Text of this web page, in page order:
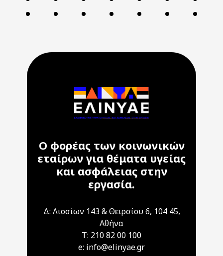
Ο φορέας των κοινωνικών
εταίρων για θέματα υγείας
και ασφάλειας στην
εργασία.
Δ: Λιοσίων 143 & Θειρσίου 6, 104 45,
Αθήνα
T: 210 82 00 100
e: info@elinyae.gr